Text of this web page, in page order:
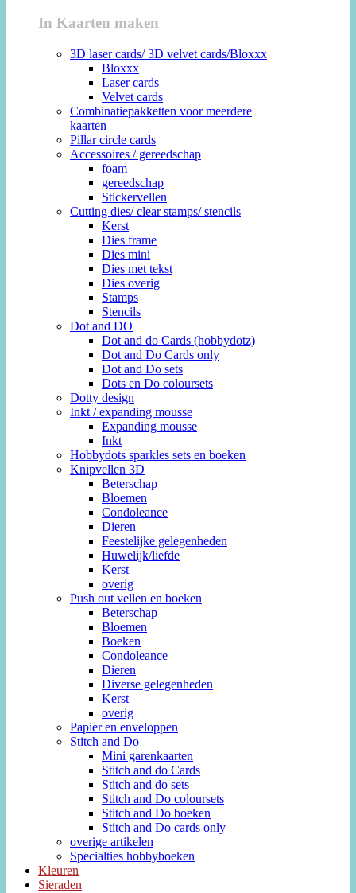
In Kaarten maken
3D laser cards/ 3D velvet cards/Bloxxx
Bloxxx
Laser cards
Velvet cards
Combinatiepakketten voor meerdere
kaarten
Pillar circle cards
Accessoires / gereedschap
foam
gereedschap
Stickervellen
Cutting dies/ clear stamps/ stencils
Kerst
Dies frame
Dies mini
Dies met tekst
Dies overig
Stamps
Stencils
Dot and DO
Dot and do Cards (hobbydotz)
Dot and Do Cards only
Dot and Do sets
Dots en Do coloursets
Dotty design
Inkt / expanding mousse
Expanding mousse
Inkt
Hobbydots sparkles sets en boeken
Knipvellen 3D
Beterschap
Bloemen
Condoleance
Dieren
Feestelijke gelegenheden
Huwelijk/liefde
Kerst
overig
Push out vellen en boeken
Beterschap
Bloemen
Boeken
Condoleance
Dieren
Diverse gelegenheden
Kerst
overig
Papier en enveloppen
Stitch and Do
Mini garenkaarten
Stitch and do Cards
Stitch and do sets
Stitch and Do coloursets
Stitch and Do boeken
Stitch and Do cards only
overige artikelen
Specialties hobbyboeken
Kleuren
Sieraden